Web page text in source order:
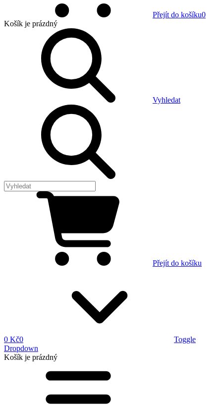
Přejít do košíku0
Košík je prázdný
Vyhledat
Přejít do košíku
0 Kč0
Toggle
Dropdown
Košík je prázdný